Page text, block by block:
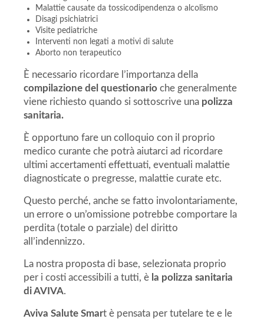
Malattie causate da tossicodipendenza o alcolismo
Disagi psichiatrici
Visite pediatriche
Interventi non legati a motivi di salute
Aborto non terapeutico
È necessario ricordare l’importanza della
compilazione del questionario che generalmente
viene richiesto quando si sottoscrive una polizza
sanitaria.
È opportuno fare un colloquio con il proprio
medico curante che potrà aiutarci ad ricordare
ultimi accertamenti effettuati, eventuali malattie
diagnosticate o pregresse, malattie curate etc.
Questo perché, anche se fatto involontariamente,
un errore o un’omissione potrebbe comportare la
perdita (totale o parziale) del diritto
all’indennizzo.
La nostra proposta di base, selezionata proprio
per i costi accessibili a tutti, è la polizza sanitaria
di AVIVA.
Aviva Salute Smart è pensata per tutelare te e le